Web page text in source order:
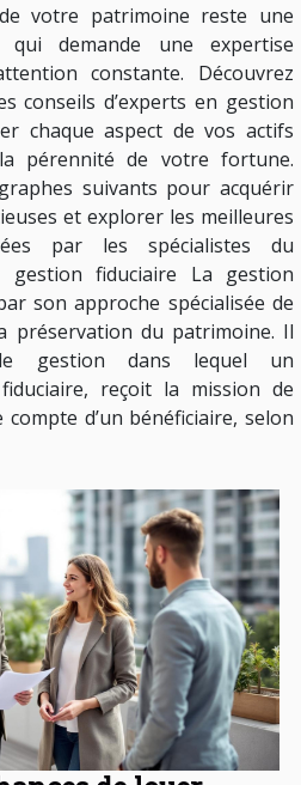
votre patrimoine reste une
qui demande une expertise
constante. Découvrez
conseils d’experts en gestion
chaque aspect de vos actifs
pérennité de votre fortune.
suivants pour acquérir
et explorer les meilleures
par les spécialistes du
gestion fiduciaire La gestion
son approche spécialisée de
préservation du patrimoine. Il
gestion dans lequel un
reçoit la mission de
d’un bénéficiaire, selon